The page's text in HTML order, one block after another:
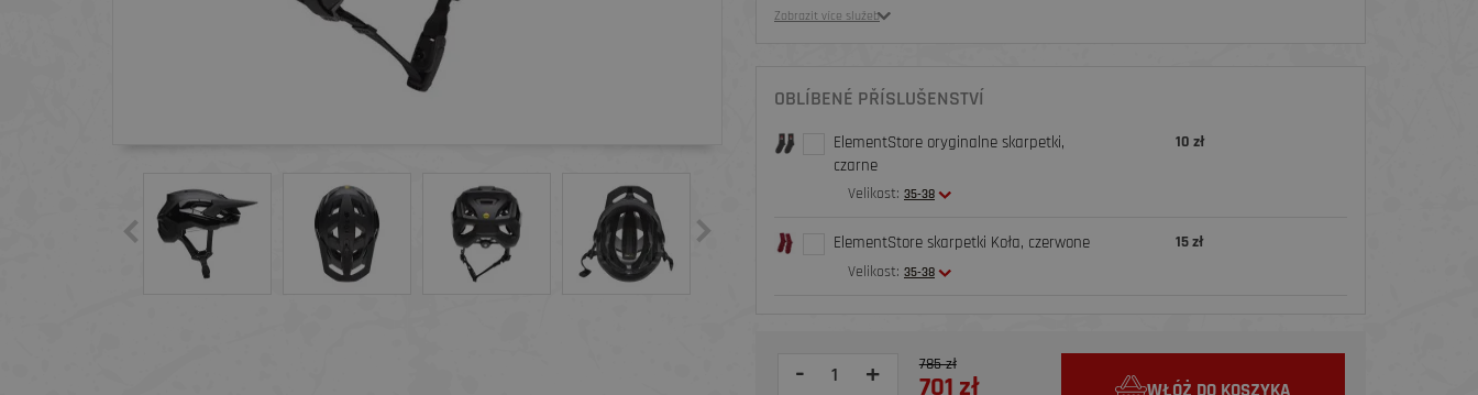
Zobrazit více služeb
OBLÍBENÉ PŘÍSLUŠENSTVÍ
ElementStore oryginalne skarpetki,
czarne
Velikost: 35-38
10 zł
ElementStore skarpetki Koła, czerwone
Velikost: 35-38
15 zł
- + 785 zł
701 zł